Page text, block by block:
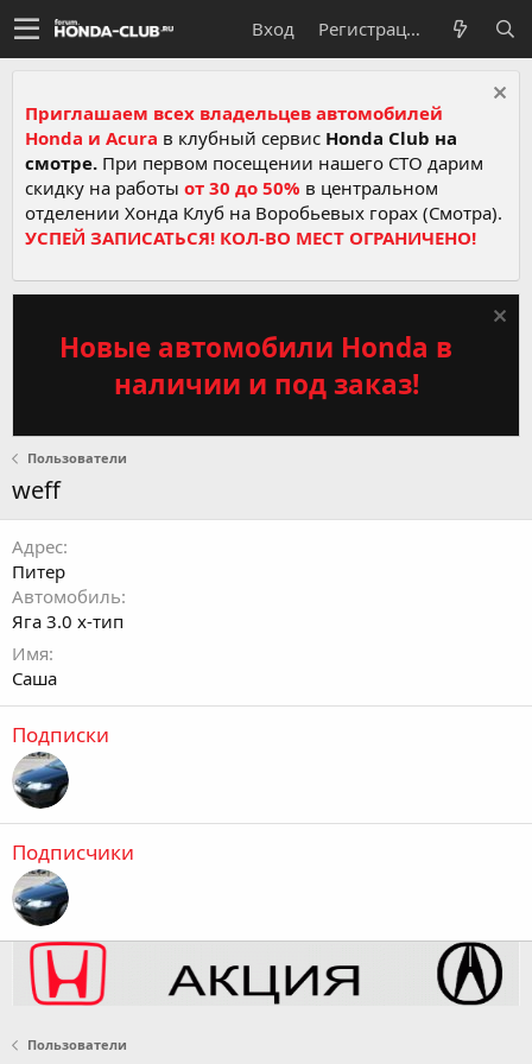
Вход Регистрация
Приглашаем всех владельцев автомобилей
Honda и Acura в клубный сервис Honda Club на
смотре. При первом посещении нашего СТО дарим
скидку на работы от 30 до 50% в центральном
отделении Хонда Клуб на Воробьевых горах (Смотра).
УСПЕЙ ЗАПИСАТЬСЯ! КОЛ-ВО МЕСТ ОГРАНИЧЕНО!
Новые автомобили Honda в
наличии и под заказ!
Пользователи
weff
Адрес
Питер
Автомобиль
Яга 3.0 х-тип
Имя
Саша
Подписки
Подписчики
Пользователи